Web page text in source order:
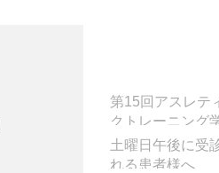
第15回アスレテ
クトレーニング
学術大会に参加
きました
土曜日午後に受
れる患者様へ